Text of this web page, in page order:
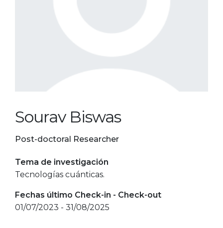
Sourav Biswas
Post-doctoral Researcher
Tema de investigación
Tecnologías cuánticas.
Fechas último Check-in - Check-out
01/07/2023 - 31/08/2025